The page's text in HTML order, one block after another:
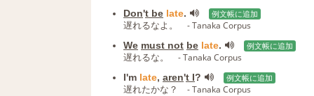
Don't be late. 例文帳に追加
遅れるなよ。 - Tanaka Corpus
We must not be late. 例文帳に追加
遅れるな。 - Tanaka Corpus
I'm late, aren't I? 例文帳に追加
遅れたかな？ - Tanaka Corpus